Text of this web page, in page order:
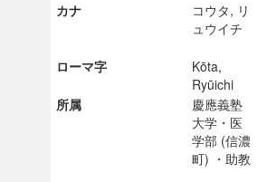
カナ
コウタ, リ
ュウイチ
ローマ字
Kōta,
Ryūichi
所属
慶應義塾
大学・医
学部 (信濃
町) ・助教